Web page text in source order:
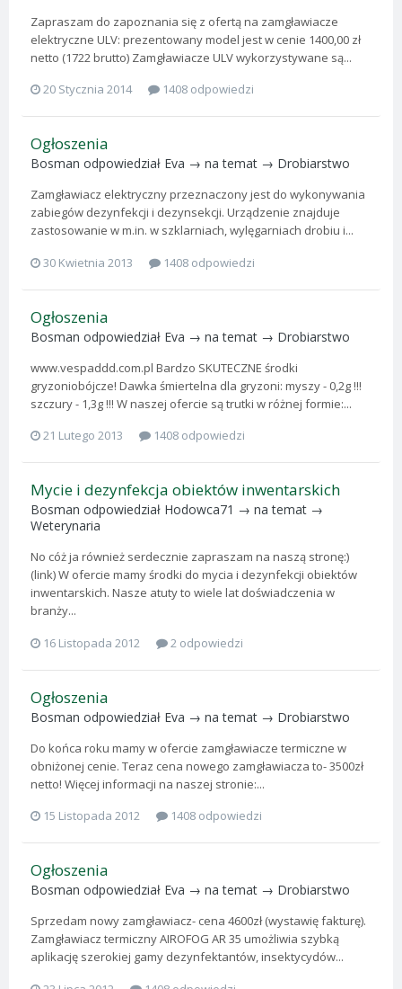
Zapraszam do zapoznania się z ofertą na zamgławiacze
elektryczne ULV: prezentowany model jest w cenie 1400,00 zł
netto (1722 brutto) Zamgławiacze ULV wykorzystywane są...
20 Stycznia 2014
1408 odpowiedzi
Ogłoszenia
Bosman odpowiedział Eva → na temat → Drobiarstwo
Zamgławiacz elektryczny przeznaczony jest do wykonywania
zabiegów dezynfekcji i dezynsekcji. Urządzenie znajduje
zastosowanie w m.in. w szklarniach, wylęgarniach drobiu i...
30 Kwietnia 2013
1408 odpowiedzi
Ogłoszenia
Bosman odpowiedział Eva → na temat → Drobiarstwo
www.vespaddd.com.pl Bardzo SKUTECZNE środki
gryzoniobójcze! Dawka śmiertelna dla gryzoni: myszy - 0,2g !!!
szczury - 1,3g !!! W naszej ofercie są trutki w różnej formie:...
21 Lutego 2013
1408 odpowiedzi
Mycie i dezynfekcja obiektów inwentarskich
Bosman odpowiedział Hodowca71 → na temat →
Weterynaria
No cóż ja również serdecznie zapraszam na naszą stronę:)
(link) W ofercie mamy środki do mycia i dezynfekcji obiektów
inwentarskich. Nasze atuty to wiele lat doświadczenia w
branży...
16 Listopada 2012
2 odpowiedzi
Ogłoszenia
Bosman odpowiedział Eva → na temat → Drobiarstwo
Do końca roku mamy w ofercie zamgławiacze termiczne w
obniżonej cenie. Teraz cena nowego zamgławiacza to- 3500zł
netto! Więcej informacji na naszej stronie:...
15 Listopada 2012
1408 odpowiedzi
Ogłoszenia
Bosman odpowiedział Eva → na temat → Drobiarstwo
Sprzedam nowy zamgławiacz- cena 4600zł (wystawię fakturę).
Zamgławiacz termiczny AIROFOG AR 35 umożliwia szybką
aplikację szerokiej gamy dezynfektantów, insektycydów...